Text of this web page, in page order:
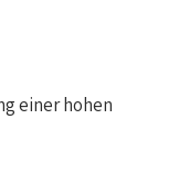
einer hohen